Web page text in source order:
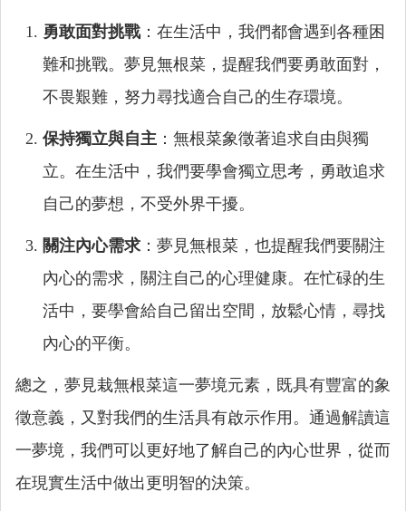
勇敢面對挑戰：在生活中，我們都會遇到各種困
難和挑戰。夢見無根菜，提醒我們要勇敢面對，
不畏艱難，努力尋找適合自己的生存環境。
保持獨立與自主 ：無根菜象徵著追求自由與獨
立。在生活中，我們要學會獨立思考，勇敢追求
自己的夢想，不受外界干擾。
關注內心需求 ：夢見無根菜，也提醒我們要關注
內心的需求，關注自己的心理健康。在忙碌的生
活中，要學會給自己留出空間，放鬆心情，尋找
內心的平衡。
總之，夢見栽無根菜這一夢境元素，既具有豐富的象
徵意義，又對我們的生活具有啟示作用。通過解讀這
一夢境，我們可以更好地了解自己的內心世界，從而
在現實生活中做出更明智的決策。